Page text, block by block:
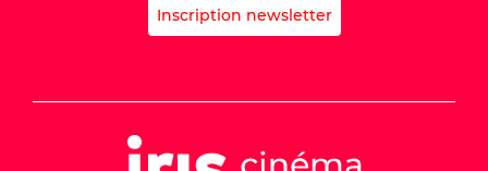
Inscription newsletter